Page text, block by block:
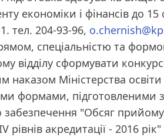
економіки і фінансів до
тел. 204-93-96,
спеціальністю та
відділу сформувати
наказом Міністерства
формами, підготовленими
забезпечення "Обсяг
рівнів акредитації - 2016